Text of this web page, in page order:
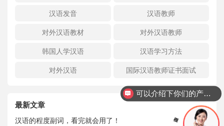
汉语发音
汉语教师
对外汉语教材
对外汉语教师
韩国人学汉语
汉语学习方法
对外汉语
国际汉语教师证书面试
最新文章
汉语的程度副词，看完就会用了！
可以介绍下你们的产品么？